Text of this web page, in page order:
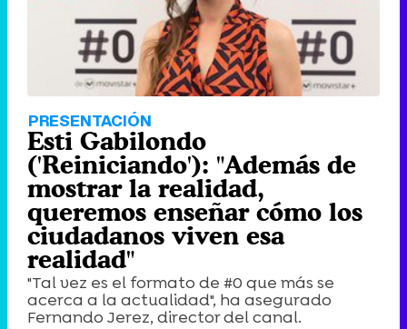
PRESENTACIÓN
Esti Gabilondo
('Reiniciando'): "Además de
mostrar la realidad,
queremos enseñar cómo los
ciudadanos viven esa
realidad"
"Tal vez es el formato de #0 que más se
acerca a la actualidad", ha asegurado
Fernando Jerez, director del canal.